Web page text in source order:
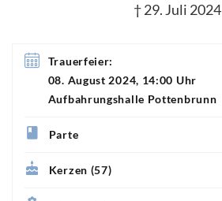
† 29. Juli 2024
Trauerfeier:
08. August 2024, 14:00 Uhr
Aufbahrungshalle Pottenbrunn
Parte
Kerzen (57)